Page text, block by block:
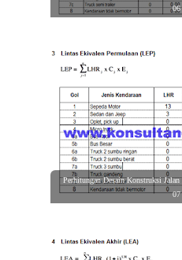
06
Perhitungan Desain Konstruksi
07